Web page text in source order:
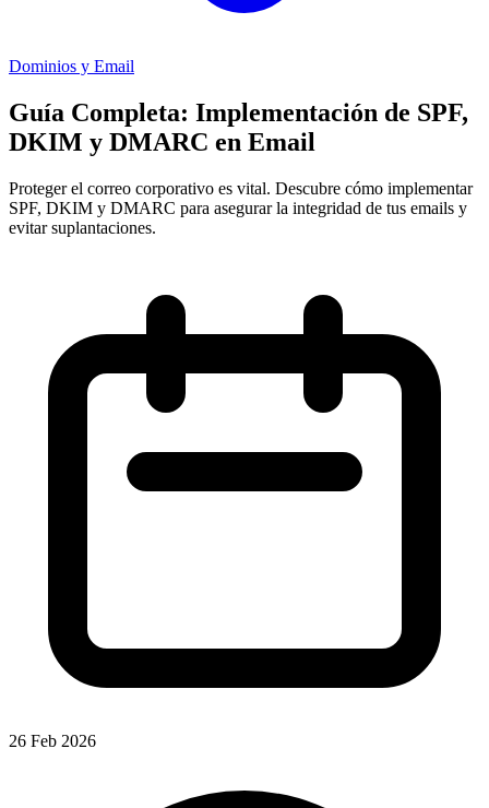
Dominios y Email
Guía Completa: Implementación de SPF,
DKIM y DMARC en Email
Proteger el correo corporativo es vital. Descubre cómo implementar
SPF, DKIM y DMARC para asegurar la integridad de tus emails y
evitar suplantaciones.
26 Feb 2026